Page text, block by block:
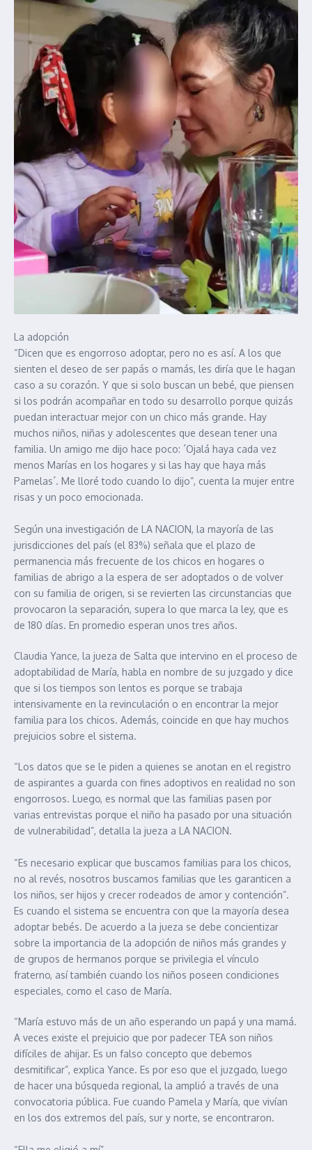
La adopción
“Dicen que es engorroso adoptar, pero no es así. A los que
sienten el deseo de ser papás o mamás, les diría que le hagan
caso a su corazón. Y que si solo buscan un bebé, que piensen
si los podrán acompañar en todo su desarrollo porque quizás
puedan interactuar mejor con un chico más grande. Hay
muchos niños, niñas y adolescentes que desean tener una
familia. Un amigo me dijo hace poco: ´Ojalá haya cada vez
menos Marías en los hogares y si las hay que haya más
Pamelas´. Me lloré todo cuando lo dijo”, cuenta la mujer entre
risas y un poco emocionada.
Según una investigación de LA NACION, la mayoría de las
jurisdicciones del país (el 83%) señala que el plazo de
permanencia más frecuente de los chicos en hogares o
familias de abrigo a la espera de ser adoptados o de volver
con su familia de origen, si se revierten las circunstancias que
provocaron la separación, supera lo que marca la ley, que es
de 180 días. En promedio esperan unos tres años.
Claudia Yance, la jueza de Salta que intervino en el proceso de
adoptabilidad de María, habla en nombre de su juzgado y dice
que si los tiempos son lentos es porque se trabaja
intensivamente en la revinculación o en encontrar la mejor
familia para los chicos. Además, coincide en que hay muchos
prejuicios sobre el sistema.
“Los datos que se le piden a quienes se anotan en el registro
de aspirantes a guarda con fines adoptivos en realidad no son
engorrosos. Luego, es normal que las familias pasen por
varias entrevistas porque el niño ha pasado por una situación
de vulnerabilidad”, detalla la jueza a LA NACION.
“Es necesario explicar que buscamos familias para los chicos,
no al revés, nosotros buscamos familias que les garanticen a
los niños, ser hijos y crecer rodeados de amor y contención”.
Es cuando el sistema se encuentra con que la mayoría desea
adoptar bebés. De acuerdo a la jueza se debe concientizar
sobre la importancia de la adopción de niños más grandes y
de grupos de hermanos porque se privilegia el vínculo
fraterno, así también cuando los niños poseen condiciones
especiales, como el caso de María.
“María estuvo más de un año esperando un papá y una mamá.
A veces existe el prejuicio que por padecer TEA son niños
difíciles de ahijar. Es un falso concepto que debemos
desmitificar”, explica Yance. Es por eso que el juzgado, luego
de hacer una búsqueda regional, la amplió a través de una
convocatoria pública. Fue cuando Pamela y María, que vivían
en los dos extremos del país, sur y norte, se encontraron.